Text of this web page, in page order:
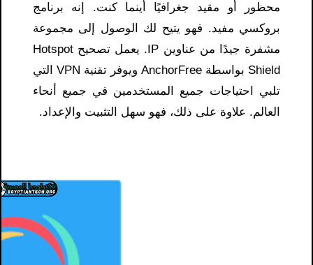
محظور أو مقيد جغرافيًا أينما كنت. إنه برنامج
بروكسي مفيد. فهو يتيح لك الوصول إلى مجموعة
مشفرة جيدًا من عناوين IP. يعمل تصحيح Hotspot
Shield بواسطة AnchorFree ويوفر تقنية VPN التي
تلبي احتياجات جميع المستخدمين في جميع أنحاء
العالم. علاوة على ذلك، فهو سهل التثبيت والإعداد.